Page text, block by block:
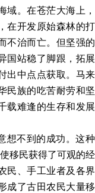
域。在苍茫大海上，
在开发原始森林的打
不治而亡。但坚强的
国站稳了脚跟，拓展
出中点点获取。马来
民族的吃苦耐劳和坚
载难逢的生存和发展
想不到的成功。这种
移民获得了可观的经
民、手工业者及各界
成了古田农民大量移